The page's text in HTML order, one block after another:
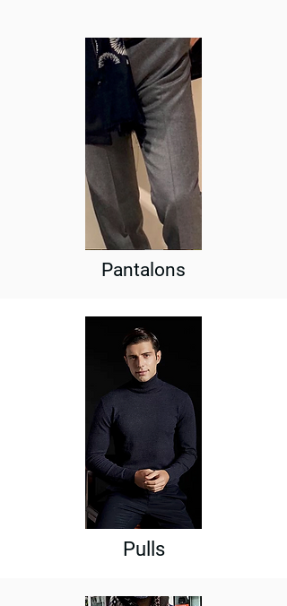
Pantalons
Pulls